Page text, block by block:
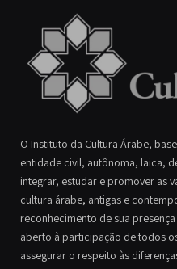
O Instituto da Cultura Árabe,
entidade civil, autônoma, laica,
integrar, estudar e promover as
cultura árabe, antigas e
reconhecimento de sua
aberto à participação de todos
assegurar o respeito às